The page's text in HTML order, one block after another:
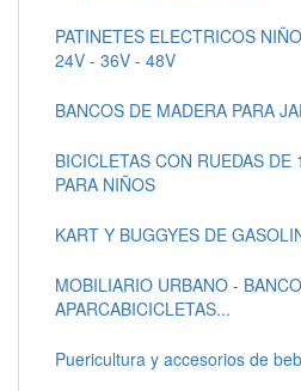
PATINETES ELECTRICOS
24V - 36V - 48V
BANCOS DE MADERA PARA
BICICLETAS CON RUEDAS DE
PARA NIÑOS
KART Y BUGGYES DE
MOBILIARIO URBANO -
APARCABICICLETAS...
Puericultura y accesorios de